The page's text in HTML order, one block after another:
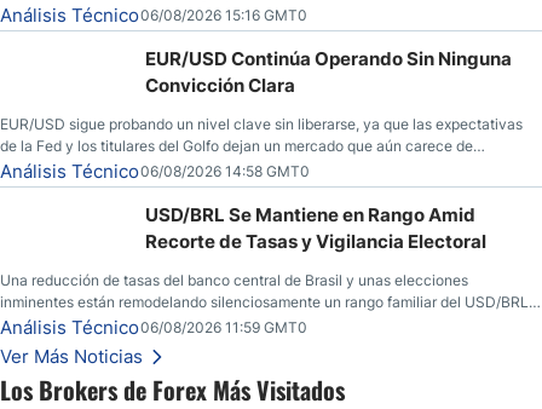
Los Brokers de Forex Más Visitados
dominado al mercado en las últimas semanas.
Análisis Técnico06/08/2026 15:16 GMT0
EUR/USD Continúa Operando Sin Ninguna
Convicción Clara
EUR/USD sigue probando un nivel clave sin liberarse, ya que las expectativas
de la Fed y los titulares del Golfo dejan un mercado que aún carece de
convicción real.
Análisis Técnico06/08/2026 14:58 GMT0
USD/BRL Se Mantiene en Rango Amid
Recorte de Tasas y Vigilancia Electoral
Una reducción de tasas del banco central de Brasil y unas elecciones
inminentes están remodelando silenciosamente un rango familiar del USD/BRL.
Una reducción de tasas por parte del banco central de Brasil y unas elecciones
inminentes están remodelando silenciosamente un rango familiar del USD/BRL.
Esto es lo que los traders están observando a continuación.
Análisis Técnico06/08/2026 11:59 GMT0
Ver Más Noticias